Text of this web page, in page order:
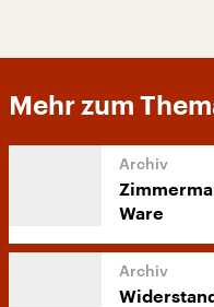
Mehr zum
Ware